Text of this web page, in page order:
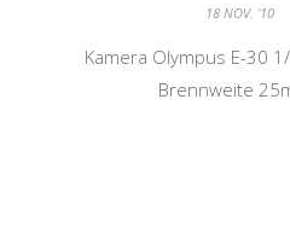
18 NOV. ’10
Kamera Olympus E-30
Brennweite